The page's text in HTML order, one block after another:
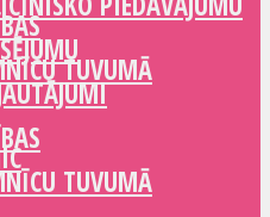
TUVUMĀ
TUVUMĀ